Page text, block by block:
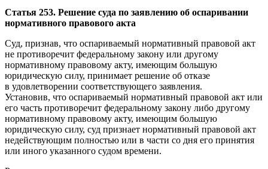
Статья 253. Решение суда по заявлению об оспаривании
нормативного правового акта
Суд, признав, что оспариваемый нормативный правовой акт
не противоречит федеральному закону или другому
нормативному правовому акту, имеющим большую
юридическую силу, принимает решение об отказе
в удовлетворении соответствующего заявления.
Установив, что оспариваемый нормативный правовой акт или
его часть противоречит федеральному закону либо другому
нормативному правовому акту, имеющим большую
юридическую силу, суд признает нормативный правовой акт
недействующим полностью или в части со дня его принятия
или иного указанного судом времени.